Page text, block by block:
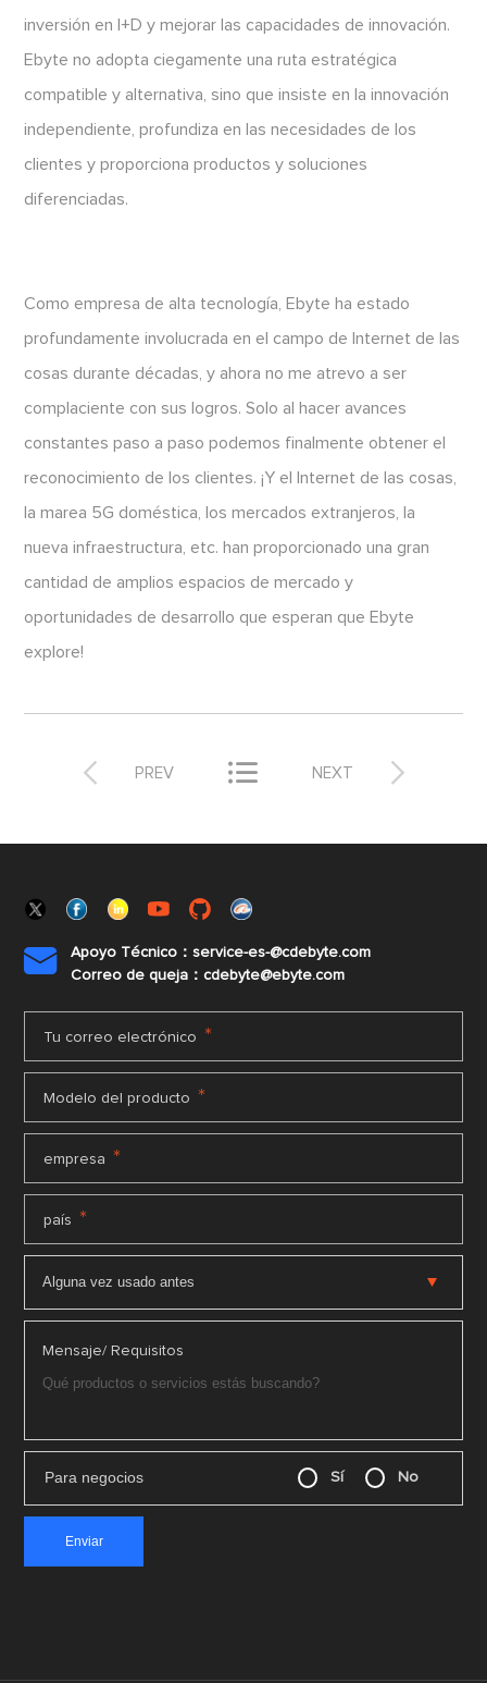
inversión en I+D y mejorar las capacidades de innovación.
Ebyte no adopta ciegamente una ruta estratégica
compatible y alternativa, sino que insiste en la innovación
independiente, profundiza en las necesidades de los
clientes y proporciona productos y soluciones
diferenciadas.
Como empresa de alta tecnología, Ebyte ha estado
profundamente involucrada en el campo de Internet de las
cosas durante décadas, y ahora no me atrevo a ser
complaciente con sus logros. Solo al hacer avances
constantes paso a paso podemos finalmente obtener el
reconocimiento de los clientes. ¡Y el Internet de las cosas,
la marea 5G doméstica, los mercados extranjeros, la
nueva infraestructura, etc. han proporcionado una gran
cantidad de amplios espacios de mercado y
oportunidades de desarrollo que esperan que Ebyte
explore!
 PREV  
NEXT

Apoyo Técnico：service-es-@cdebyte.com
Correo de queja：cdebyte@ebyte.com
Tu correo electrónico *
Modelo del producto *
empresa *
país *
Mensaje/ Requisitos
Para negocios Sí No